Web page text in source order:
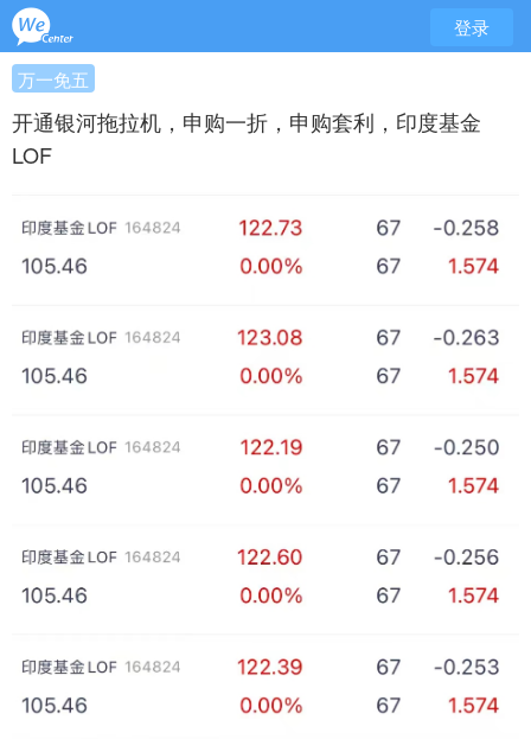
登录
万一免五
开通银河拖拉机，申购一折，申购套利，印度基金
LOF